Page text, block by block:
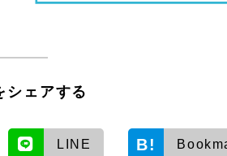
シェアする
LINE